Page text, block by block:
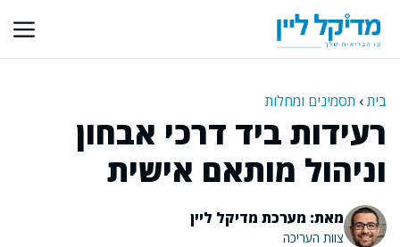
לתוכן
בית› תסמינים ומחלות
רעידות ביד דרכי אבחון
וניהול מותאם אישית
מאת: מערכת מדיקל ליין
צוות העריכה